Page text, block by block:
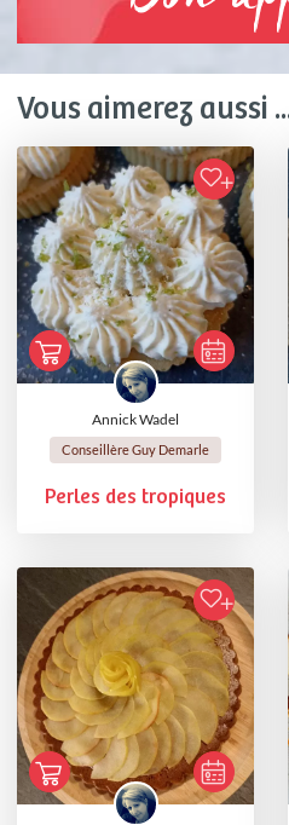
Vous aimerez aussi
Annick Wadel
Conseillère Guy Demarle
Perles des tropiques